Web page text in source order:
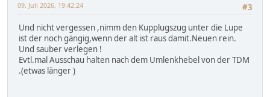
#3
09. Juli 2026, 19:42:24
Und nicht vergessen ,nimm den Kupplugszug unter die Lupe
ist der noch gängig,wenn der alt ist raus damit.Neuen rein.
Und sauber verlegen !
Evtl.mal Ausschau halten nach dem Umlenkhebel von der TDM
.(etwas länger )